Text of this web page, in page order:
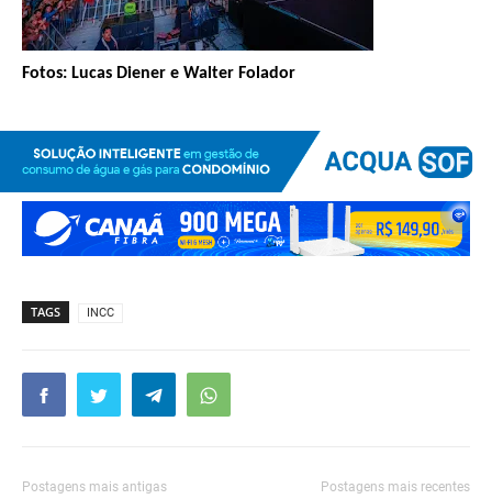
Fotos: Lucas Diener e Walter Folador
TAGS INCC
Postagens mais antigas Postagens mais recentes